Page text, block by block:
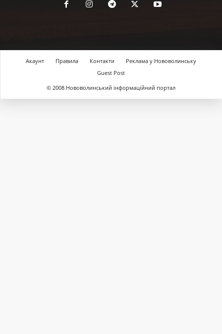
Акаунт Правила Контакти
Реклама у Нововолинську
Guest Post
© 2008 Нововолинський інформаційний портал